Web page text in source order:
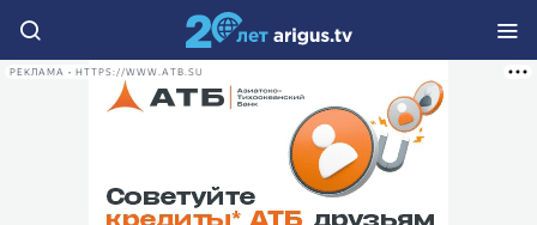
РЕКЛАМА • HTTPS://WWW.ATB.SU